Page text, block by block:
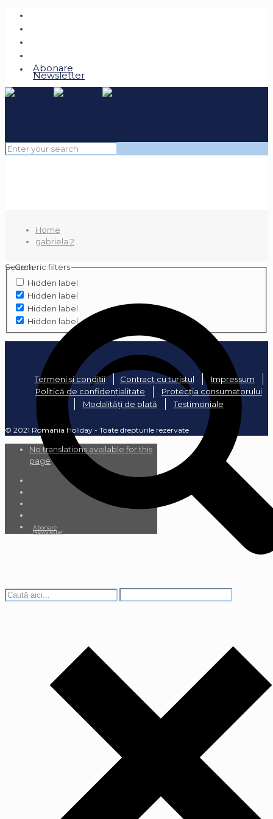
Abonare
Newsletter
Home
gabriela 2
Search
Generic filters
Hidden label
Hidden label
Hidden label
Hidden label
Termeni și condiții Contract cu turistul
Impressum
Politică de confidențialitate
Protecția consumatorului
Modalități de plată
Testimoniale
© 2021 Romania Holiday - Toate drepturile rezervate
No translations available for this
page
Abonare
Newsletter